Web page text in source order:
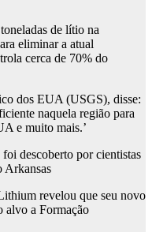
de lítio na
eliminar a atual
cerca de 70% do
dos EUA (USGS), disse:
naquela região para
e muito mais.’
descoberto por cientistas
Arkansas
revelou que seu novo
alvo a Formação